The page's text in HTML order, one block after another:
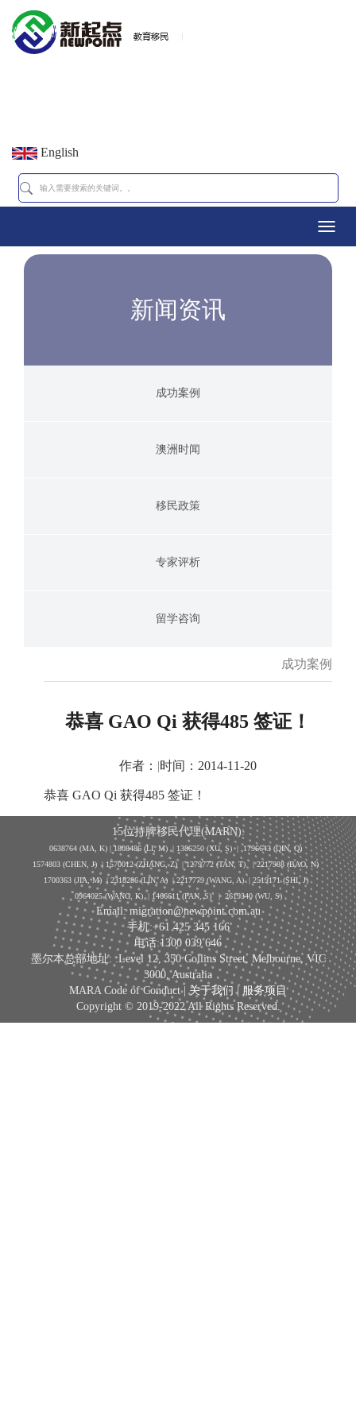
English
新闻资讯
成功案例
澳洲时闻
移民政策
专家评析
留学咨询
成功案例
恭喜 GAO Qi 获得485 签证！
作者： |时间：2014-11-20
恭喜 GAO Qi 获得485 签证！
15位持牌移民代理(MARN):
0638764 (MA, K) |1808486 (LI, M) | 1386250 (XU, S)| 1796643 (QIN, Q)
1574803 (CHEN, J) | 1570012 (ZHANG, Z) | 1279772 (TAN, T) | 2217988 (BAO, N)
1700363 (JIA, M) | 2318286 (LIN, A) | 2217779 (WANG, A) | 2519171 (SHI, J)
0964025 (WANG, K) | 1466611 (PAN, S)| 2619340 (WU, S)
Email: migration@newpoint.com.au
手机:+61 425 345 166
电话:1300 039 646
墨尔本总部地址: :Level 12, 350 Collins Street, Melbourne, VIC
3000, Australia
MARA Code of Conduct |关于我们 | 服务项目
Copyright © 2019-2022 All Rights Reserved.